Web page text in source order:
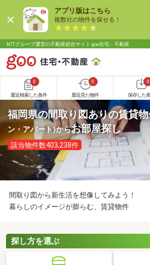
アプリ版はこちら
複数社の物件を探せる！
NTTグループ運営の不動産総合サイト goo住宅・不動産
0
最近検索した条件
0
最近見た物件
0
保存した
福岡県の間取り図ありの賃貸
ン・アパート)からお部屋探し
該当物件数403,238件
間取り図から新生活を想像してみよう！
暮らしのイメージが膨らむ、賃貸物件
探し方を選ぶ